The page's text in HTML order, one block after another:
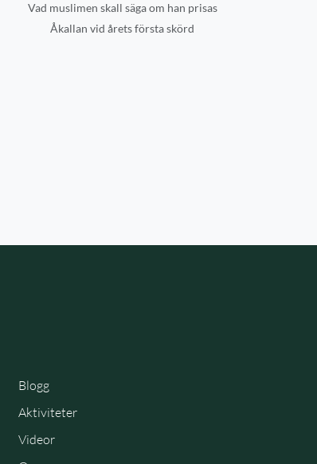
Vad muslimen skall säga om han prisas
Åkallan vid årets första skörd
Blogg
Aktiviteter
Videor